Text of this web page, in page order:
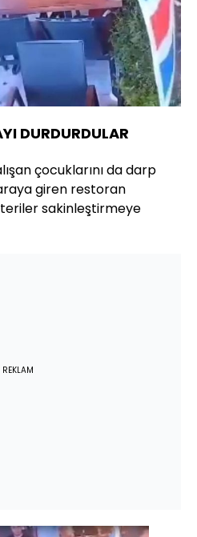
DURDURDULAR
çocuklarını da darp
giren restoran
sakinleştirmeye
REKLAM